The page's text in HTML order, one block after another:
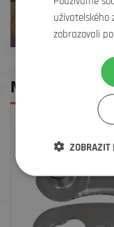
MOHLO BY SE
uživatelského
zobrazovali
ZOBRAZIT